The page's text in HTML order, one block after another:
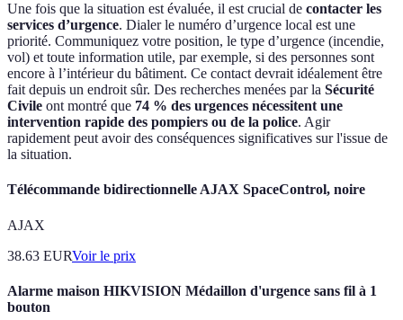
Une fois que la situation est évaluée, il est crucial de contacter les
services d’urgence. Dialer le numéro d’urgence local est une
priorité. Communiquez votre position, le type d’urgence (incendie,
vol) et toute information utile, par exemple, si des personnes sont
encore à l’intérieur du bâtiment. Ce contact devrait idéalement être
fait depuis un endroit sûr. Des recherches menées par la Sécurité
Civile ont montré que 74 % des urgences nécessitent une
intervention rapide des pompiers ou de la police. Agir
rapidement peut avoir des conséquences significatives sur l'issue de
la situation.
Télécommande bidirectionnelle AJAX SpaceControl, noire
AJAX
38.63 EURVoir le prix
Alarme maison HIKVISION Médaillon d'urgence sans fil à 1
bouton